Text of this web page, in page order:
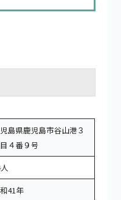
島県鹿児島市谷山港３
４番９号
41年